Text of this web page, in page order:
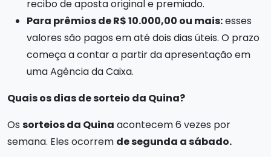
recibo de aposta original e premiado.
Para prêmios de R$ 10.000,00 ou mais:esses
valores são pagos em até dois dias úteis. O prazo
começa a contar a partir da apresentação em
uma Agência da Caixa.
Quais os dias de sorteio da Quina?
Os sorteios da Quina acontecem 6 vezes por
semana. Eles ocorrem de segunda a sábado.